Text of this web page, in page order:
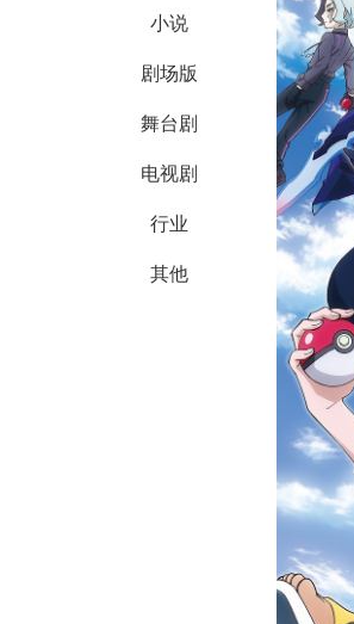
小说
剧场版
舞台剧
电视剧
行业
其他